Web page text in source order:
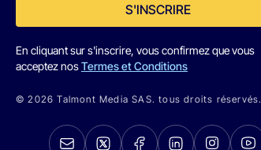
S'INSCRIRE
En cliquant sur s'inscrire, vous confirmez que vous
acceptez nosTermes et Conditions
© 2026 Talmont Media SAS. tous droits réservés.